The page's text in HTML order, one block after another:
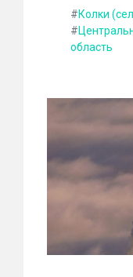
#Колки
#
область